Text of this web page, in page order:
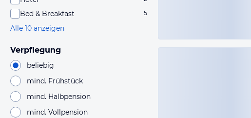
Bed & Breakfast 5
Alle 10 anzeigen
Verpflegung
beliebig
mind. Frühstück
mind. Halbpension
mind. Vollpension